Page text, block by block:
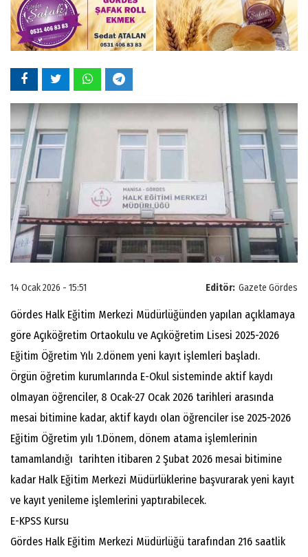
Editör: Gazete Gördes
14 Ocak 2026 - 15:51
Gördes Halk Eğitim Merkezi Müdürlüğünden yapılan açıklamaya
göre Açıköğretim Ortaokulu ve Açıköğretim Lisesi 2025-2026
Eğitim Öğretim Yılı 2.dönem yeni kayıt işlemleri başladı.
Örgün öğretim kurumlarında E-Okul sisteminde aktif kaydı
olmayan öğrenciler, 8 Ocak-27 Ocak 2026 tarihleri arasında
mesai bitimine kadar, aktif kaydı olan öğrenciler ise 2025-2026
Eğitim Öğretim yılı 1.Dönem, dönem atama işlemlerinin
tamamlandığı tarihten itibaren 2 Şubat 2026 mesai bitimine
kadar Halk Eğitim Merkezi Müdürlüklerine başvurarak yeni kayıt
ve kayıt yenileme işlemlerini yaptırabilecek.
E-KPSS Kursu
Gördes Halk Eğitim Merkezi Müdürlüğü tarafından 216 saatlik